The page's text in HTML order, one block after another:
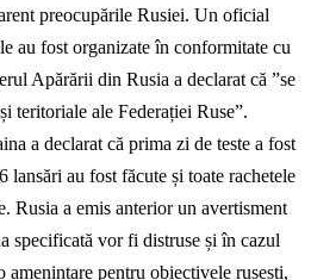
preocupările Rusiei. Un oficial
au fost organizateîn conformitate cu
Apărării din Rusia a declarat că ”se
teritoriale ale Federației Ruse”.
a declarat că prima zi de teste a fost
lansări au fost făcute și toate rachetele
Rusia a emis anterior un avertisment
specificată vor fi distruse și în cazul
amenințare pentru obiectivele rusești,